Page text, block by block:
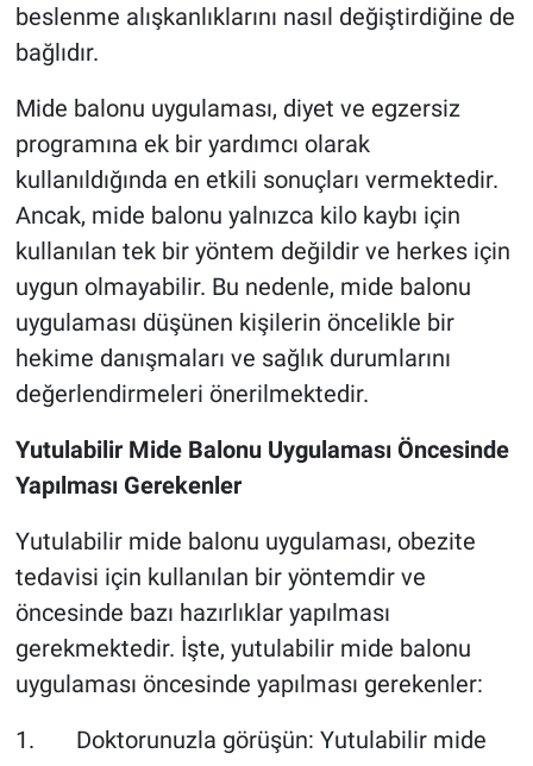
beslenme alışkanlıklarını nasıl değiştirdiğine de
bağlıdır.
Mide balonu uygulaması, diyet ve egzersiz
programına ek bir yardımcı olarak
kullanıldığında en etkili sonuçları vermektedir.
Ancak, mide balonu yalnızca kilo kaybı için
kullanılan tek bir yöntem değildir ve herkes için
uygun olmayabilir. Bu nedenle, mide balonu
uygulaması düşünen kişilerin öncelikle bir
hekime danışmaları ve sağlık durumlarını
değerlendirmeleri önerilmektedir.
Yutulabilir Mide Balonu Uygulaması Öncesinde
Yapılması Gerekenler
Yutulabilir mide balonu uygulaması, obezite
tedavisi için kullanılan bir yöntemdir ve
öncesinde bazı hazırlıklar yapılması
gerekmektedir. İşte, yutulabilir mide balonu
uygulaması öncesinde yapılması gerekenler:
1. Doktorunuzla görüşün: Yutulabilir mide